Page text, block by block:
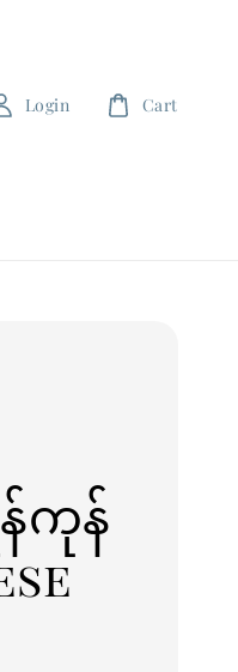
Login Cart
ကုန်